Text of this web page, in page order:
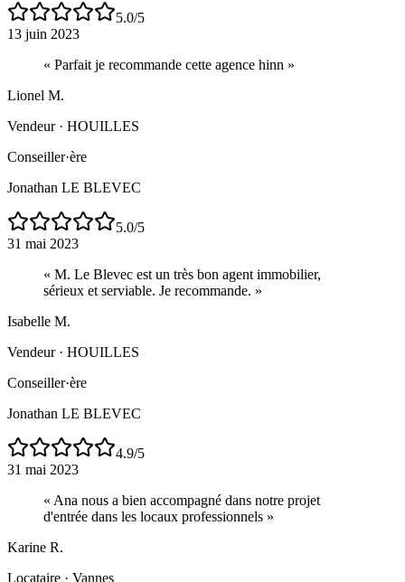
5.0/5
13 juin 2023
« Parfait je recommande cette agence hinn »
Lionel M.
Vendeur· HOUILLES
Conseiller·ère
Jonathan LE BLEVEC
5.0/5
31 mai 2023
« M. Le Blevec est un très bon agent immobilier,
sérieux et serviable. Je recommande. »
Isabelle M.
Vendeur· HOUILLES
Conseiller·ère
Jonathan LE BLEVEC
4.9/5
31 mai 2023
« Ana nous a bien accompagné dans notre projet
d'entrée dans les locaux professionnels »
Karine R.
Locataire · Vannes